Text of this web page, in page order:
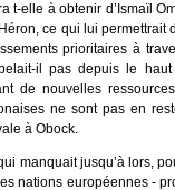
t-elle à obtenir d’Ismaïl
ce qui lui
prioritaires à
il pas depuis le
de nouvelles
ne sont pas en
à Obock.
manquait jusqu’à lors,
nations européennes -